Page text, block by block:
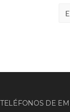
TELÉFONOS DE